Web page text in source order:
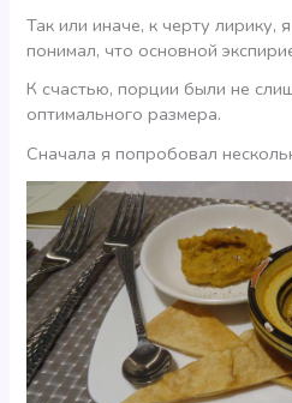
Так или иначе, к черту лирику,
понимал, что основной
К счастью, порции были не
оптимального размера.
Сначала я попробовал